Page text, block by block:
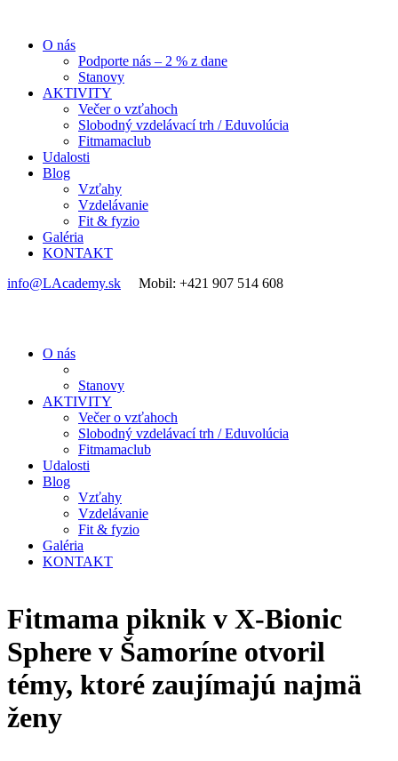
O nás
Podporte nás – 2 % z dane
Stanovy
AKTIVITY
Večer o vzťahoch
Slobodný vzdelávací trh / Eduvolúcia
Fitmamaclub
Udalosti
Blog
Vzťahy
Vzdelávanie
Fit & fyzio
Galéria
KONTAKT
info@LAcademy.sk Mobil: +421 907 514 608
O nás
Stanovy
AKTIVITY
Večer o vzťahoch
Slobodný vzdelávací trh / Eduvolúcia
Fitmamaclub
Udalosti
Blog
Vzťahy
Vzdelávanie
Fit & fyzio
Galéria
KONTAKT
Fitmama piknik v X-Bionic
Sphere v Šamoríne otvoril
témy, ktoré zaujímajú najmä
ženy